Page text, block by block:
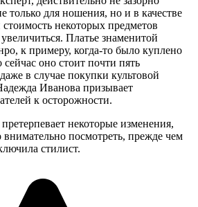
только для ношения, но и в качестве
некоторых предметов
Платье знаменитой
к примеру, когда-то было куплено
оно стоит почти пять
в случае покупки культовой
Иванова призывает
к осторожности.
некоторые изменения,
посмотреть, прежде чем
стилист.